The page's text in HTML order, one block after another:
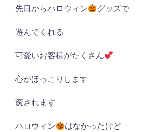
先日からハロウィン グッズで
遊んでくれる
可愛いお客様がたくさん
心がほっこりします
癒されます
ハロウィン はなかったけど